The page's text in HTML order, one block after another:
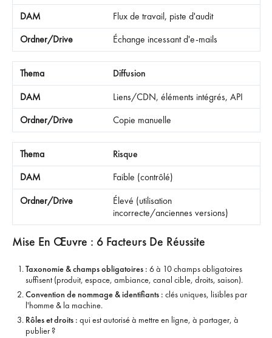
Flux de travail, piste d'audit
Échange incessant d'e-mails
Diffusion
Liens/CDN, éléments intégrés, API
Copie manuelle
Risque
Faible (contrôlé)
Élevé (utilisation
incorrecte/anciennes versions)
Mise En Œuvre : 6 Facteurs De Réussite
Taxonomie & champs obligatoires : 6 à 10 champs obligatoires
suffisent (produit, espace, ambiance, canal cible, droits, saison).
Convention de nommage & identifiants : clés uniques, lisibles par
l'homme & la machine.
Rôles et droits : qui est autorisé à mettre en ligne, à partager, à
publier ?